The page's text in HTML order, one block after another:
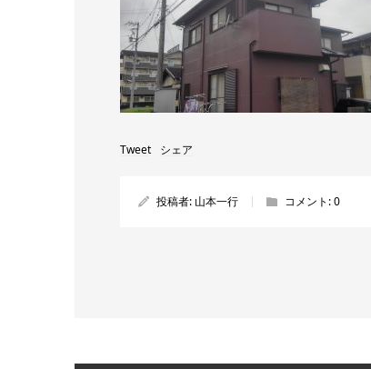
Tweet シェア
投稿者: 山本一行 コメント:0